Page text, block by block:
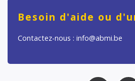
Besoin d'aide ou
Contactez-nous : info@abmi.be